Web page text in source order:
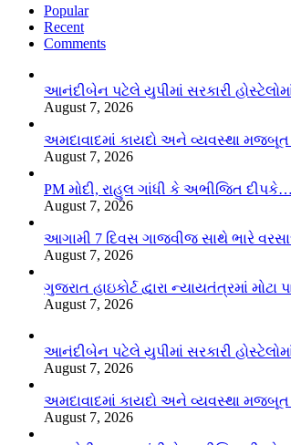
Popular
Recent
Comments
આનંદીબેન પટેલે યુપીમાં સરકારી
August 7, 2026
અમદાવાદમાં કાયદો અને વ્યવસ્થા
August 7, 2026
PM મોદી, રાહુલ ગાંધી કે અભીજિત
August 7, 2026
આગામી 7 દિવસ ગાજવીજ સાથે ભારે
August 7, 2026
ગુજરાત હાઇકોર્ટ દ્વારા ન્યાયતંત્રમાં
August 7, 2026
આનંદીબેન પટેલે યુપીમાં સરકારી
August 7, 2026
અમદાવાદમાં કાયદો અને વ્યવસ્થા
August 7, 2026